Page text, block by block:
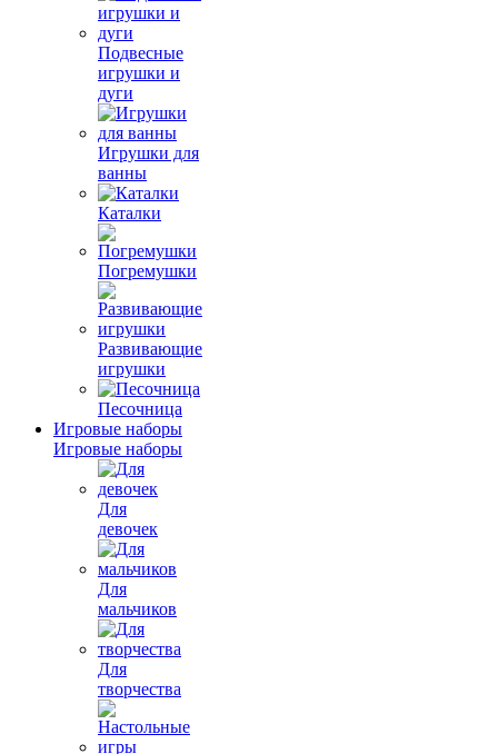
Подвесные
игрушки и
дуги
Игрушки для
ванны
Каталки
Погремушки
Развивающие
игрушки
Песочница
Игровые наборы
Игровые наборы
Для
девочек
Для
мальчиков
Для
творчества